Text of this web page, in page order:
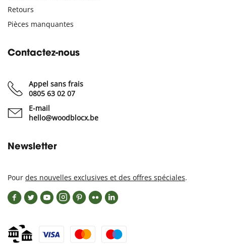
Retours
Pièces manquantes
Contactez-nous
Appel sans frais
0805 63 02 07
E-mail
hello@woodblocx.be
Newsletter
Pour des nouvelles exclusives et des offres spéciales.